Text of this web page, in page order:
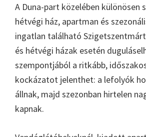
A Duna-part közelében különösen
hétvégi ház, apartman és
ingatlan található
és hétvégi házak esetén
szempontjából a ritkább,
kockázatot jelenthet: a lefolyók
állnak, majd szezonban hirtelen
kapnak.